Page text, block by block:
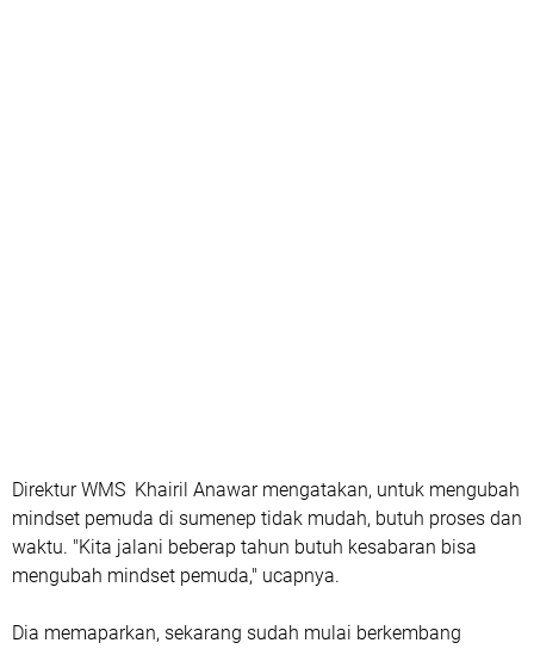
Direktur WMS Khairil Anawar mengatakan, untuk mengubah
mindset pemuda di sumenep tidak mudah, butuh proses dan
waktu. "Kita jalani beberap tahun butuh kesabaran bisa
mengubah mindset pemuda," ucapnya.
Dia memaparkan, sekarang sudah mulai berkembang